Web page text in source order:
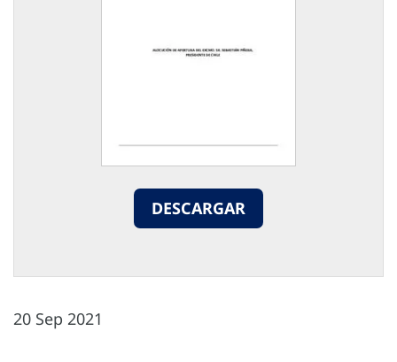
DESCARGAR
20 Sep 2021